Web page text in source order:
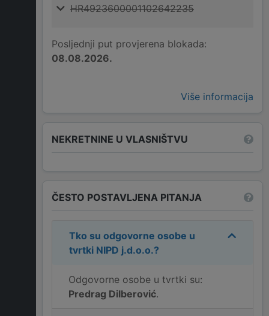
HR4923600001102642235
Posljednji put provjerena blokada:
08.08.2026.
Više informacija
NEKRETNINE U VLASNIŠTVU
ČESTO POSTAVLJENA PITANJA
Tko su odgovorne osobe u
tvrtki NIPD j.d.o.o.?
Odgovorne osobe u tvrtki su:
Predrag Dilberović.